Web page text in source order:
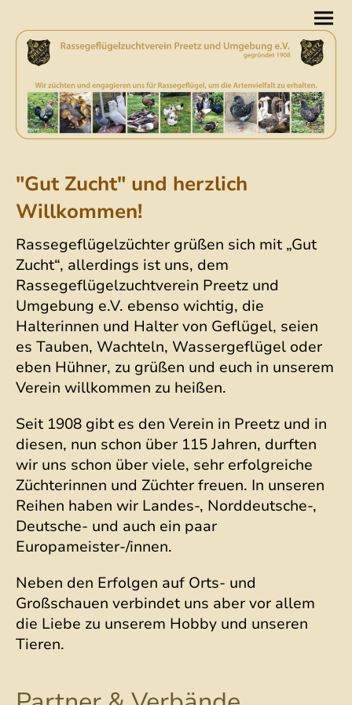
"Gut Zucht" und herzlich
Willkommen!
Rassegeflügelzüchter grüßen sich mit „Gut
Zucht“, allerdings ist uns, dem
Rassegeflügelzuchtverein Preetz und
Umgebung e.V. ebenso wichtig, die
Halterinnen und Halter von Geflügel, seien
es Tauben, Wachteln, Wassergeflügel oder
eben Hühner, zu grüßen und euch in unserem
Verein willkommen zu heißen.
Seit 1908 gibt es den Verein in Preetz und in
diesen, nun schon über 115 Jahren, durften
wir uns schon über viele, sehr erfolgreiche
Züchterinnen und Züchter freuen. In unseren
Reihen haben wir Landes-, Norddeutsche-,
Deutsche- und auch ein paar
Europameister-/innen.
Neben den Erfolgen auf Orts- und
Großschauen verbindet uns aber vor allem
die Liebe zu unserem Hobby und unseren
Tieren.